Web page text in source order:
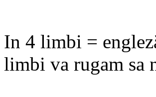
In 4 limbi =
limbi va rugam sa